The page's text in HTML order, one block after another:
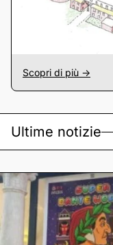
Scopri di più ->
Ultime notizie